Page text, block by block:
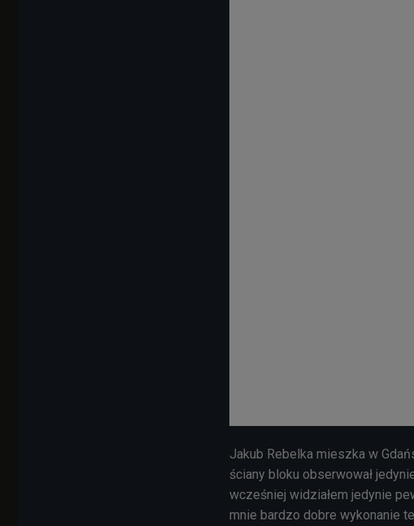
Jakub Rebelka mieszka w
ściany bloku obserwował
wcześniej widziałem jedynie
mnie bardzo dobre wykonanie